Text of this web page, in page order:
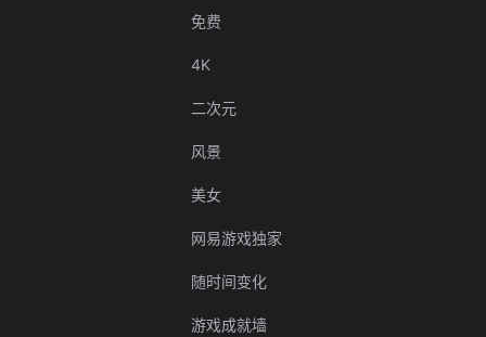
免费
4K
二次元
风景
美女
网易游戏独家
随时间变化
游戏成就墙